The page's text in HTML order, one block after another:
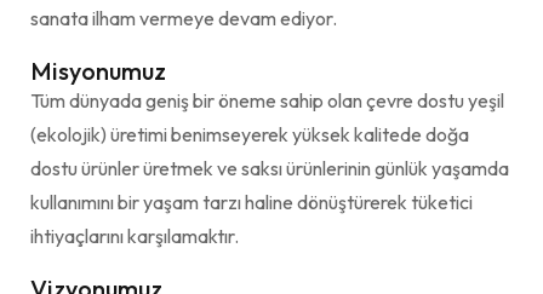
sanata ilham vermeye devam ediyor.
Misyonumuz
Tüm dünyada geniş bir öneme sahip olan çevre dostu yeşil
(ekolojik) üretimi benimseyerek yüksek kalitede doğa
dostu ürünler üretmek ve saksı ürünlerinin günlük yaşamda
kullanımını bir yaşam tarzı haline dönüştürerek tüketici
ihtiyaçlarını karşılamaktır.